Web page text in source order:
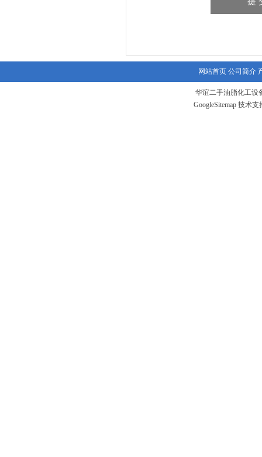
网站首页 公司简介
华谊二手油脂化工设
GoogleSitemap 技术支